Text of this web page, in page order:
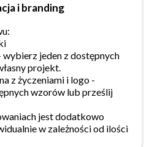
i branding
wybierz jeden z dostępnych
projekt.
z życzeniami i logo -
wzorów lub prześlij
jest dodatkowo
w zależności od ilości